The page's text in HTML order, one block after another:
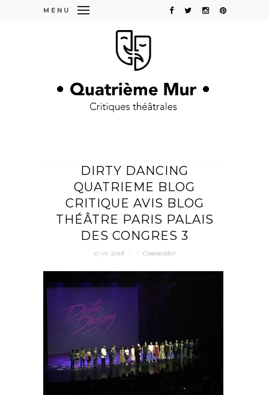
MENU
DIRTY DANCING
QUATRIEME BLOG
CRITIQUE AVIS BLOG
THÉÂTRE PARIS PALAIS
DES CONGRES 3
17/01/2018 / / Commenter